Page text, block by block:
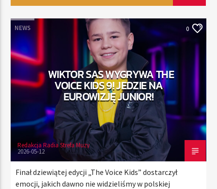
TYTUŁ
ARTYSTA
TERAZ
RADIO STREFA MUZY
00:00 24:00
Radio Strefa Muzy
NEWS 0
WIKTOR SAS WYGRYWA THE
VOICE KIDS 9! JEDZIE NA
EUROWIZJĘ JUNIOR!
Redakcja Radia Strefa Muzy
2026-05-12
Finał dziewiątej edycji „The Voice Kids” dostarczył
emocji, jakich dawno nie widzieliśmy w polskiej